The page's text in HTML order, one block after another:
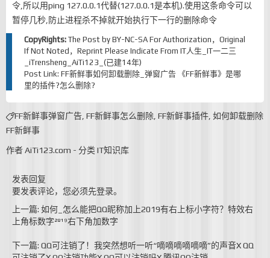
令,所以用ping 127.0.0.1代替(127.0.0.1是本机).使用这条命令可以
暂停几秒,防止进程杀不掉就开始执行下一行的删除命令
CopyRights: The Post by BY-NC-SA For Authorization，Original
If Not Noted，Reprint Please Indicate From IT人生_IT一二三
_iTrensheng_AiTi123_(已建14年)
Post Link: FF新鲜事如何卸载删除_弹窗广告 《FF新鲜事》是哪
里的插件?怎么删除?
FF新鲜事弹窗广告 FF新鲜事怎么删除 FF新鲜事插件 如何卸载删除
FF新鲜事
作者AiTi123.com - 分类 IT知识库
发表回复
要发表评论，您必须先登录。
上一篇: 如何_怎么能把QQ昵称加上2019有右上标小字符？特效右
上角标数字²º¹⁹右下角加数字
下一篇: QQ可注销了！我突然想听一听“嘀嘀嘀嘀嘀嘀”的声音X QQ